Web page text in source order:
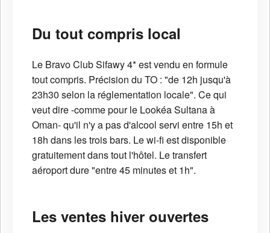
Du tout compris local
Le Bravo Club Sifawy 4* est vendu en formule
tout compris. Précision du TO : "de 12h jusqu'à
23h30 selon la réglementation locale". Ce qui
veut dire -comme pour le Lookéa Sultana à
Oman- qu'il n'y a pas d'alcool servi entre 15h et
18h dans les trois bars. Le wi-fi est disponible
gratuitement dans tout l'hôtel. Le transfert
aéroport dure "entre 45 minutes et 1h".
Les ventes hiver ouvertes